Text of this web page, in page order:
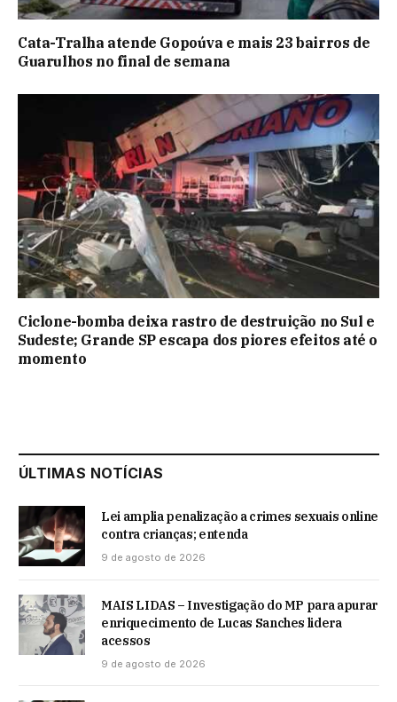
Cata-Tralha atende Gopoúva e mais 23 bairros de
Guarulhos no final de semana
Ciclone-bomba deixa rastro de destruição no Sul e
Sudeste; Grande SP escapa dos piores efeitos até o
momento
ÚLTIMAS NOTÍCIAS
Lei amplia penalização a crimes sexuais online
contra crianças; entenda
9 de agosto de 2026
MAIS LIDAS – Investigação do MP para apurar
enriquecimento de Lucas Sanches lidera
acessos
9 de agosto de 2026